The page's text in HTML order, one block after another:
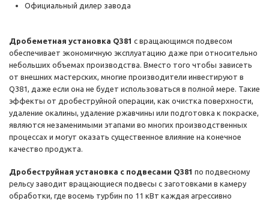
Официальный дилер завода
Дробеметная установка Q381 с вращающимся подвесом
обеспечивает экономичную эксплуатацию даже при относительно
небольших объемах производства. Вместо того чтобы зависеть
от внешних мастерских, многие производители инвестируют в
Q381, даже если она не будет использоваться в полной мере. Такие
эффекты от дробеструйной операции, как очистка поверхности,
удаление окалины, удаление ржавчины или подготовка к покраске,
являются незаменимыми этапами во многих производственных
процессах и могут оказать существенное влияние на конечное
качество продукта.
Дробеструйная установка с подвесами Q381 по подвесному
рельсу заводит вращающиеся подвесы с заготовками в камеру
обработки, где восемь турбин по 11 кВт каждая агрессивно